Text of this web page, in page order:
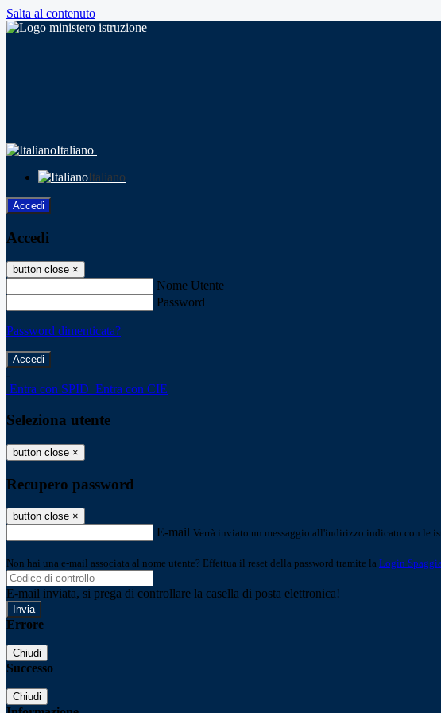
Salta al contenuto
Italiano
Italiano
Accedi
Accedi
button close ×
Nome Utente
Password
Password dimenticata?
-
Entra con SPID Entra con CIE
Seleziona utente
button close ×
Recupero password
button close ×
E-mail Verrà inviato un messaggio all'indirizzo indicato con le
Non hai una e-mail associata al nome utente? Effettua il reset della password tramite la Login
E-mail inviata, si prega di controllare la casella di posta elettronica!
Errore
Chiudi
Successo
Chiudi